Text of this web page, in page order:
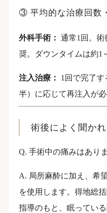
③ 平均的な治療回数
外科手術： 通常1回。術
奨。ダウンタイムは約1
注入治療：
1回で完了
半）に応じて再注入が必
術後によく聞か
Q. 手術中の痛みはあり
A. 局所麻酔に加え、希
を使用します。得地総
指導のもと、眠ってい